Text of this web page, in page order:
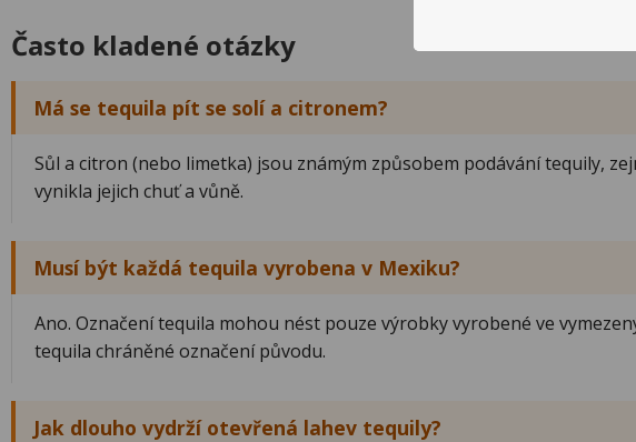
Často kladené otázky
Má se tequila pít se solí a citronem?
Sůl a citron (nebo limetka) jsou známým způsobem podávání tequily,
vynikla jejich chuť a vůně.
Musí být každá tequila vyrobena v Mexiku?
Ano. Označení tequila mohou nést pouze výrobky vyrobené ve
tequila chráněné označení původu.
Jak dlouho vydrží otevřená lahev tequily?